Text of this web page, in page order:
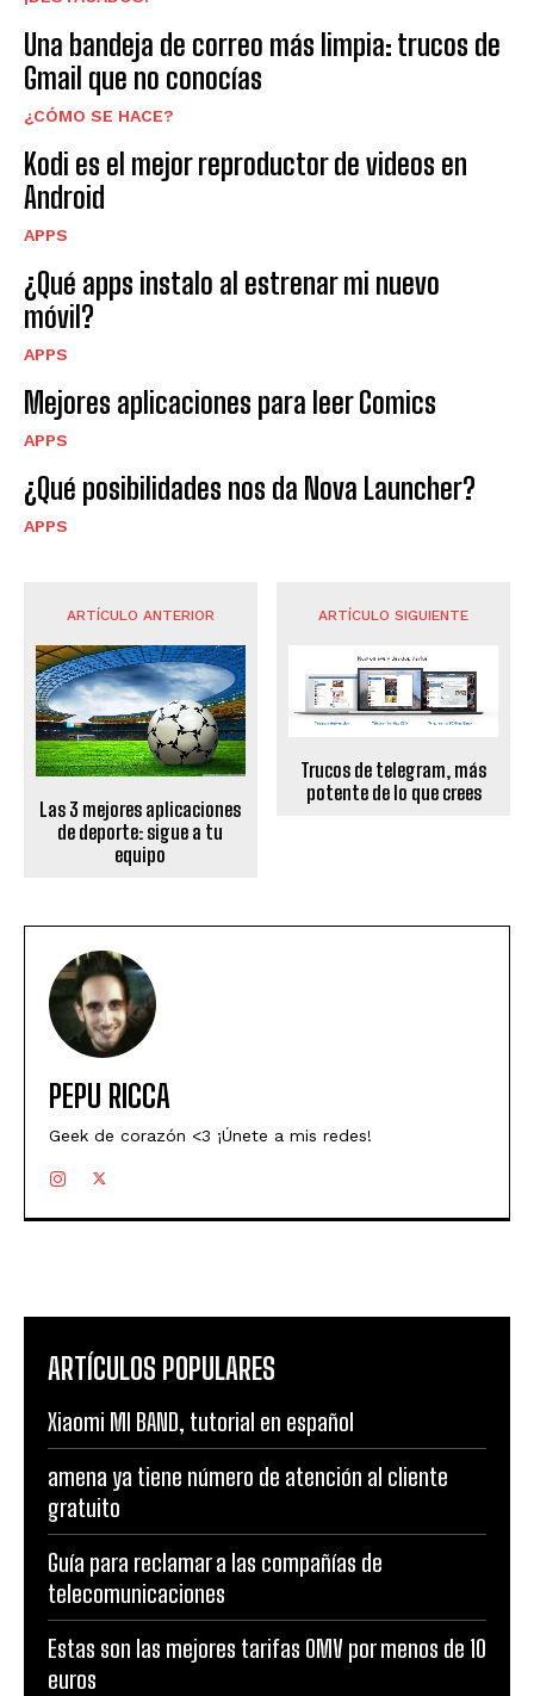
Una bandeja de correo más limpia: trucos de
Gmail que no conocías
¿CÓMO SE HACE?
Kodi es el mejor reproductor de videos en
Android
APPS
¿Qué apps instalo al estrenar mi nuevo
móvil?
APPS
Mejores aplicaciones para leer Comics
APPS
¿Qué posibilidades nos da Nova Launcher?
APPS
ARTÍCULO ANTERIOR
Las 3 mejores aplicaciones
de deporte: sigue a tu
equipo
ARTÍCULO SIGUIENTE
Trucos de telegram, más
potente de lo que crees
PEPU RICCA
Geek de corazón <3 ¡Únete a mis redes!
ARTÍCULOS POPULARES
Xiaomi MI BAND, tutorial en español
amena ya tiene número de atención al cliente
gratuito
Guía para reclamar a las compañías de
telecomunicaciones
Estas son las mejores tarifas OMV por menos de 10
euros